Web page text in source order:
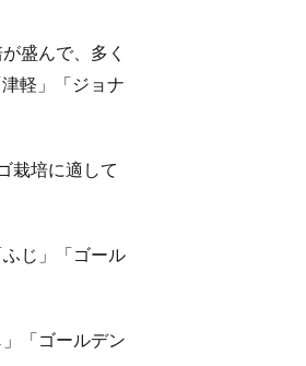
盛んで、多く
軽」「ジョナ
栽培に適して
じ」「ゴール
「ゴールデン